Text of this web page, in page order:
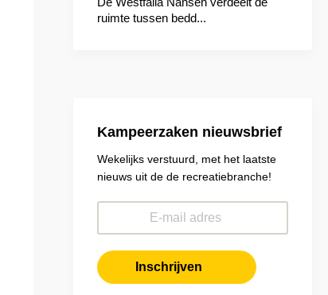
ruimte tussen bedd...
Kampeerzaken nieuwsbrief
Wekelijks verstuurd, met het laatste
nieuws uit de de recreatiebranche!